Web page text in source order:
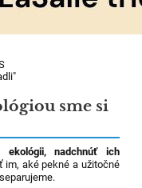
sme si
nadchnúť ich
im, aké pekné a užitočné